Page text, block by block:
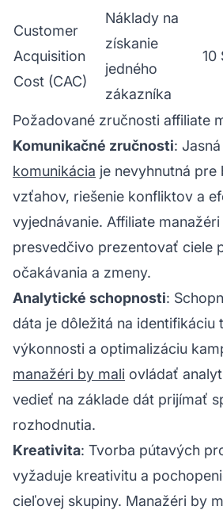
Customer
Acquisition
Cost (CAC)
Náklady na
získanie
jedného
zákazníka
10
Požadované zručnosti affiliate
Komunikačné zručnosti: Jasná
komunikácia je nevyhnutná pre
vzťahov, riešenie konfliktov a
vyjednávanie. Affiliate
presvedčivo prezentovať ciele
očakávania a zmeny.
Analytické schopnosti:
dáta je dôležitá na identifikáciu
výkonnosti a optimalizáciu
manažéri by mali ovládať
vedieť na základe dát prijímať
rozhodnutia.
Kreativita: Tvorba pútavých
vyžaduje kreativitu a
cieľovej skupiny. Manažéri by